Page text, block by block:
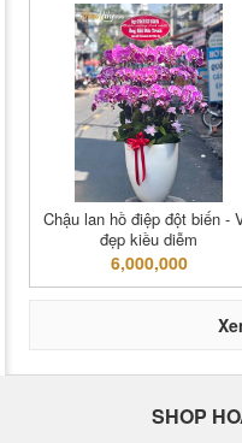
Chậu lan hồ điệp đột biến -
đẹp kiều diễm
6,000,000
SHOP